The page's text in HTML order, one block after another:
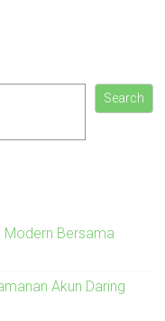
Search
Modern Bersama
Akun Daring